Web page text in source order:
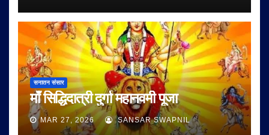
सनातन संसार
माँ सिद्धिदात्री दुर्गा महानवमी पूजा
MAR 27, 2026 SANSAR SWAPNIL